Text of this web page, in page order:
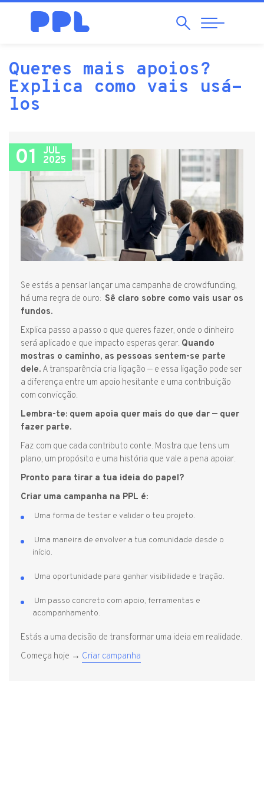
SearchAbrir
Navegação
Queres mais apoios?
Explica como vais usá-
los
01
JUL
2025
Se estás a pensar lançar uma campanha de crowdfunding,
há uma regra de ouro: Sê claro sobre como vais usar os
fundos.
Explica passo a passo o que queres fazer, onde o dinheiro
será aplicado e que impacto esperas gerar. Quando
mostras o caminho, as pessoas sentem-se parte
dele. A transparência cria ligação — e essa ligação pode ser
a diferença entre um apoio hesitante e uma contribuição
com convicção.
Lembra-te: quem apoia quer mais do que dar — quer
fazer parte.
Faz com que cada contributo conte. Mostra que tens um
plano, um propósito e uma história que vale a pena apoiar.
Pronto para tirar a tua ideia do papel?
Criar uma campanha na PPL é:
Uma forma de testar e validar o teu projeto.
Uma maneira de envolver a tua comunidade desde o
início.
Uma oportunidade para ganhar visibilidade e tração.
Um passo concreto com apoio, ferramentas e
acompanhamento.
Estás a uma decisão de transformar uma ideia em realidade.
Começa hoje → Criar campanha